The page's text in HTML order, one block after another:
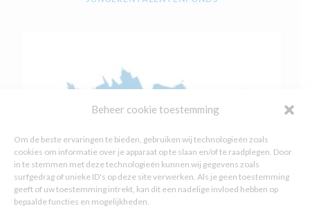
Beheer cookie toestemming
Om de beste ervaringen te bieden, gebruiken wij technologieën zoals
cookies om informatie over je apparaat op te slaan en/of te raadplegen. Door
in te stemmen met deze technologieën kunnen wij gegevens zoals
surfgedrag of unieke ID's op deze site verwerken. Als je geen toestemming
geeft of uw toestemming intrekt, kan dit een nadelige invloed hebben op
bepaalde functies en mogelijkheden.